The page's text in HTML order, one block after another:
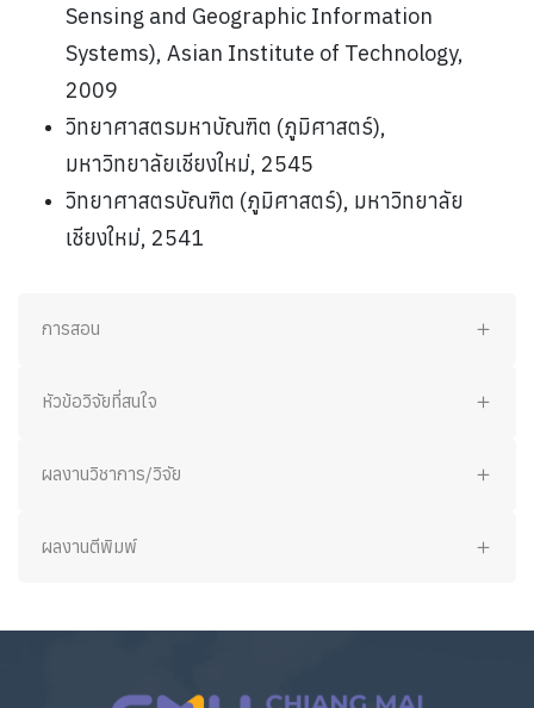
Sensing and Geographic Information
Systems), Asian Institute of Technology,
2009
วิทยาศาสตรมหาบัณฑิต (ภูมิศาสตร์),
มหาวิทยาลัยเชียงใหม่, 2545
วิทยาศาสตรบัณฑิต (ภูมิศาสตร์), มหาวิทยาลัย
เชียงใหม่, 2541
การสอน
หัวข้อวิจัยที่สนใจ
ผลงานวิชาการ/วิจัย
ผลงานตีพิมพ์